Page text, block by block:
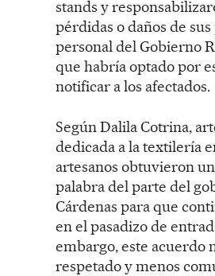
stands y
pérdidas o daños de
personal del Gobierno
que habría optado por
notificar a los afectados.
Según Dalila Cotrina,
dedicada a la textilería
artesanos obtuvieron
palabra del parte del
Cárdenas para que
en el pasadizo de
embargo, este acuerdo
respetado y menos